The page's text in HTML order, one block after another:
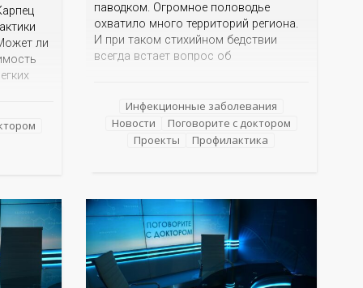
ли
их
паводком. Огромное половодье
охватило много территорий региона.
И при таком стихийном бедствии
всегда встает вопрос об
профилактики болезней, которые
могут передаваться через воду. Об
этом мы сегодня и поговорим в нашей
Инфекционные заболевания
Новости
Поговорите с доктором
Проекты
Профилактика